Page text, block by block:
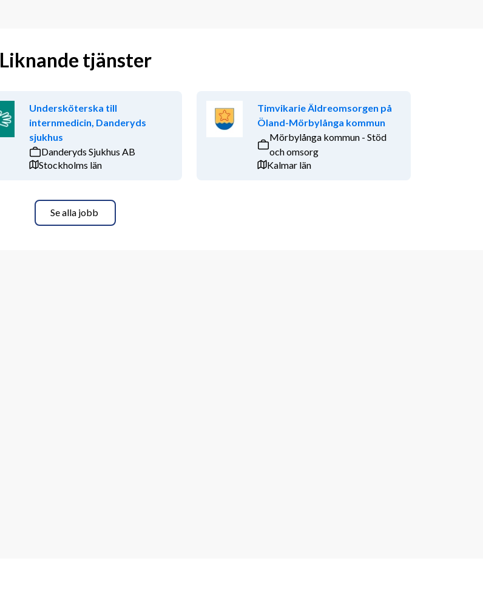
Liknande tjänster
Undersköterska till
internmedicin, Danderyds
sjukhus
Danderyds Sjukhus AB
Stockholms län
Timvikarie Äldreomsorgen på
Öland-Mörbylånga kommun
Mörbylånga kommun - Stöd
och omsorg
Kalmar län
Se alla jobb